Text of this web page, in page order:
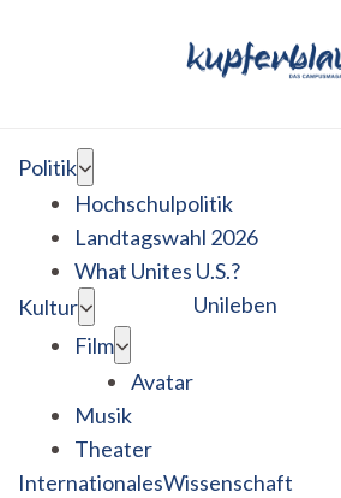
Politik
Hochschulpolitik
Landtagswahl 2026
What Unites U.S.?
Kultur
Film
Avatar
Musik
Theater
Unileben
InternationalesWissenschaft